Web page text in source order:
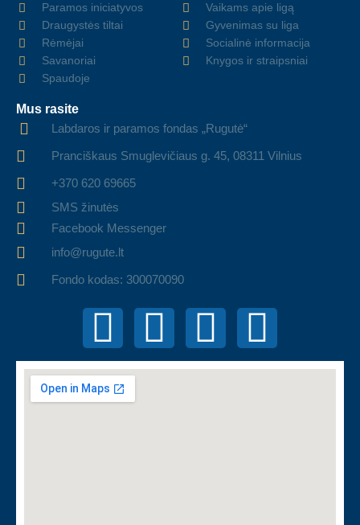
Paramos iniciatyvos
Draugystės tiltai
Rėmėjai
Savanoriai
Spaudoje
Vaikams apie ligą
Gyvenimas su liga
Socialinė informacija
Knygos ir straipsniai
Mus rasite
Labdaros ir paramos fondas „Rugutė“
Pranciškaus Smuglevičiaus g. 45, 08311 Vilnius
+370 620 69665
SMS žinutės
Facebook Messenger
info@rugute.lt
Fondo kodas: 300070090